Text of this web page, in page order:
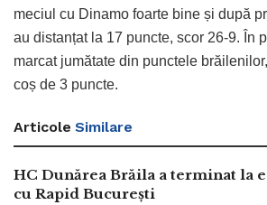
meciul cu Dinamo foarte bine și după
au distanțat la 17 puncte, scor 26-9. În
marcat jumătate din punctele
coș de 3 puncte.
Articole Similare
HC Dunărea Brăila a terminat la
cu Rapid București